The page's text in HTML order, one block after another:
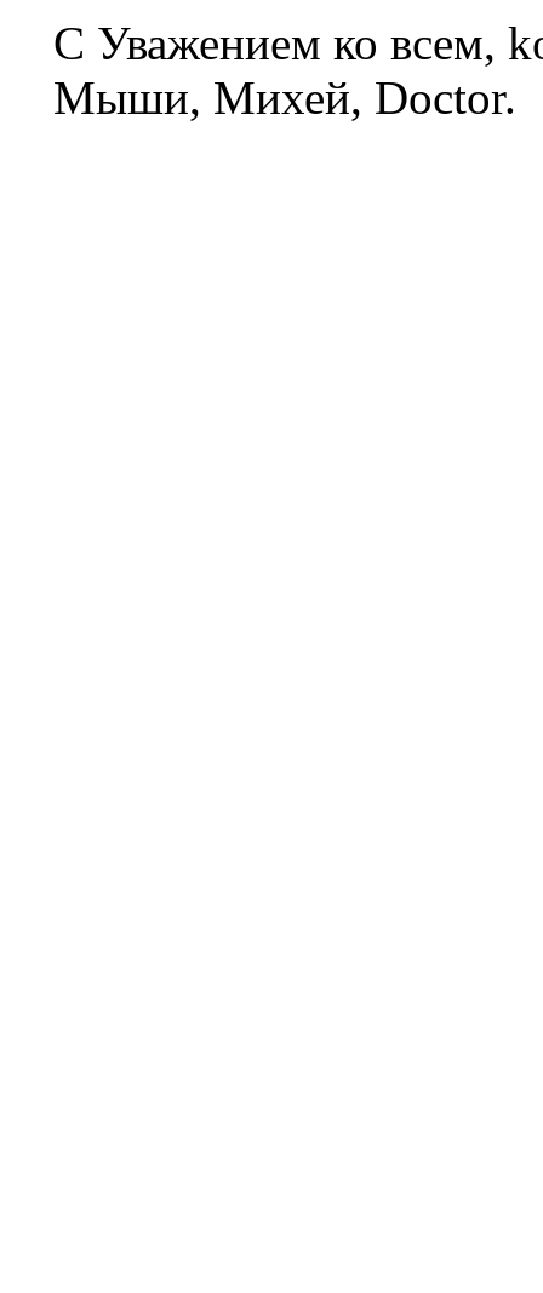
С Уважением ко всем,
Мыши, Михей, Doctor.